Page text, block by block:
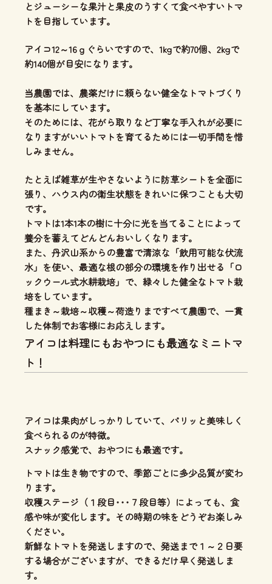
とジューシーな果汁と果皮のうすくて食べやすいトマ
トを目指しています。
アイコ12～16ｇぐらいですので、1kgで約70個、2kgで
約140個が目安になります。
当農園では、 農薬だけに頼らない健全なトマトづくり
を基本にしています。
そのためには、花がら取りなど丁寧な手入れが必要に
なりますがいいトマトを育てるためには一切手間を惜
しみません。
たとえば雑草が生やさないように防草シートを全面に
張り、ハウス内の衛生状態をきれいに保つことも大切
です。
トマトは1本1本の樹に十分に光を当てることによって
養分を蓄えてどんどんおいしくなります。
また、丹沢山系からの豊富で清涼な「飲用可能な伏流
水」を使い、 最適な根の部分の環境を作り出せる「ロ
ックウール式水耕栽培」 で、緑々した健全なトマト栽
培をしています。
種まき～栽培～収穫～荷造りまですべて農園で、一貫
した体制でお客様にお応えします。
アイコは料理にもおやつにも最適なミニトマ
ト！
アイコは果肉がしっかり していて、 パリッと美味しく
食べられるのが特徴。
スナック感覚で、 おやつにも最適です。
トマトは生き物ですので、季節ごとに多少品質が変わ
ります。
収穫ステージ（１段目･･･７段目等）によっても、食
感や味が変化します。その時期の味をどうぞお楽しみ
ください。
新鮮なトマトを発送しますので、発送まで１～２日要
する場合がございますが、できるだけ早く発送しま
す。